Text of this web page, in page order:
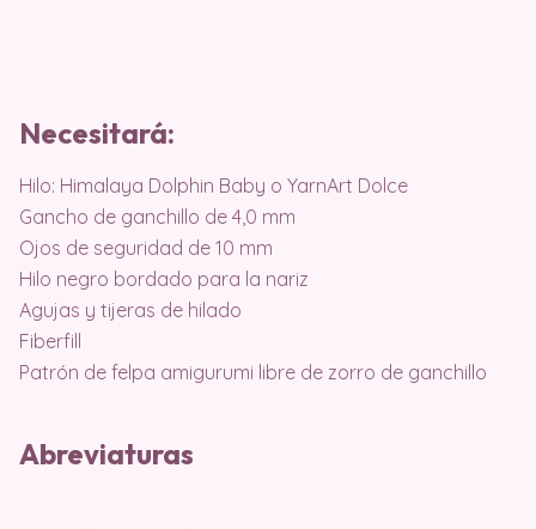
Necesitará:
Hilo: Himalaya Dolphin Baby o YarnArt Dolce
Gancho de ganchillo de 4,0 mm
Ojos de seguridad de 10 mm
Hilo negro bordado para la nariz
Agujas y tijeras de hilado
Fiberfill
Patrón de felpa amigurumi libre de zorro de ganchillo
Abreviaturas